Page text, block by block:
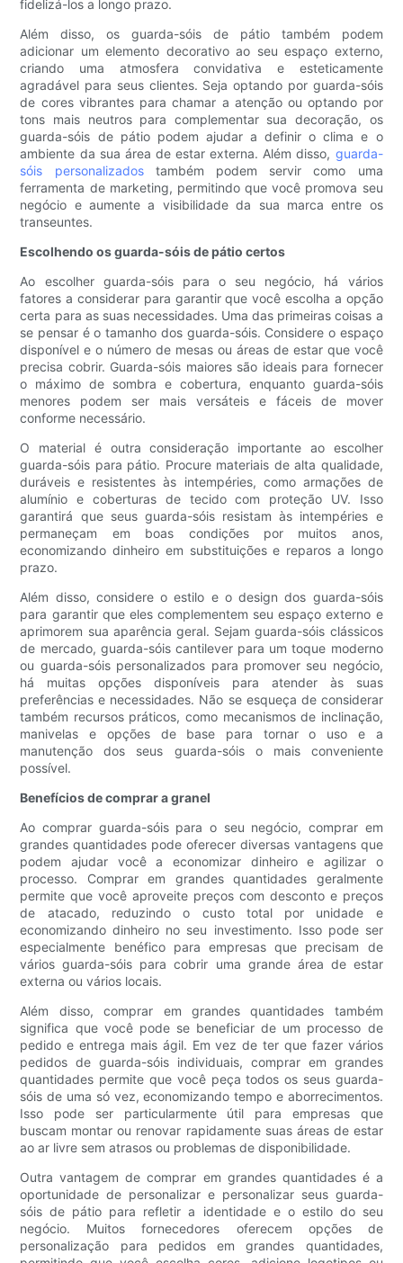
fidelizá-los a longo prazo.
Além disso, os guarda-sóis de pátio também podem
adicionar um elemento decorativo ao seu espaço externo,
criando uma atmosfera convidativa e esteticamente
agradável para seus clientes. Seja optando por guarda-sóis
de cores vibrantes para chamar a atenção ou optando por
tons mais neutros para complementar sua decoração, os
guarda-sóis de pátio podem ajudar a definir o clima e o
ambiente da sua área de estar externa. Além disso, guarda-
sóis personalizadostambém podem servir como uma
ferramenta de marketing, permitindo que você promova seu
negócio e aumente a visibilidade da sua marca entre os
transeuntes.
Escolhendo os guarda-sóis de pátio certos
Ao escolher guarda-sóis para o seu negócio, há vários
fatores a considerar para garantir que você escolha a opção
certa para as suas necessidades. Uma das primeiras coisas a
se pensar é o tamanho dos guarda-sóis. Considere o espaço
disponível e o número de mesas ou áreas de estar que você
precisa cobrir. Guarda-sóis maiores são ideais para fornecer
o máximo de sombra e cobertura, enquanto guarda-sóis
menores podem ser mais versáteis e fáceis de mover
conforme necessário.
O material é outra consideração importante ao escolher
guarda-sóis para pátio. Procure materiais de alta qualidade,
duráveis ​​e resistentes às intempéries, como armações de
alumínio e coberturas de tecido com proteção UV. Isso
garantirá que seus guarda-sóis resistam às intempéries e
permaneçam em boas condições por muitos anos,
economizando dinheiro em substituições e reparos a longo
prazo.
Além disso, considere o estilo e o design dos guarda-sóis
para garantir que eles complementem seu espaço externo e
aprimorem sua aparência geral. Sejam guarda-sóis clássicos
de mercado, guarda-sóis cantilever para um toque moderno
ou guarda-sóis personalizados para promover seu negócio,
há muitas opções disponíveis para atender às suas
preferências e necessidades. Não se esqueça de considerar
também recursos práticos, como mecanismos de inclinação,
manivelas e opções de base para tornar o uso e a
manutenção dos seus guarda-sóis o mais conveniente
possível.
Benefícios de comprar a granel
Ao comprar guarda-sóis para o seu negócio, comprar em
grandes quantidades pode oferecer diversas vantagens que
podem ajudar você a economizar dinheiro e agilizar o
processo. Comprar em grandes quantidades geralmente
permite que você aproveite preços com desconto e preços
de atacado, reduzindo o custo total por unidade e
economizando dinheiro no seu investimento. Isso pode ser
especialmente benéfico para empresas que precisam de
vários guarda-sóis para cobrir uma grande área de estar
externa ou vários locais.
Além disso, comprar em grandes quantidades também
significa que você pode se beneficiar de um processo de
pedido e entrega mais ágil. Em vez de ter que fazer vários
pedidos de guarda-sóis individuais, comprar em grandes
quantidades permite que você peça todos os seus guarda-
sóis de uma só vez, economizando tempo e aborrecimentos.
Isso pode ser particularmente útil para empresas que
buscam montar ou renovar rapidamente suas áreas de estar
ao ar livre sem atrasos ou problemas de disponibilidade.
Outra vantagem de comprar em grandes quantidades é a
oportunidade de personalizar e personalizar seus guarda-
sóis de pátio para refletir a identidade e o estilo do seu
negócio. Muitos fornecedores oferecem opções de
personalização para pedidos em grandes quantidades,